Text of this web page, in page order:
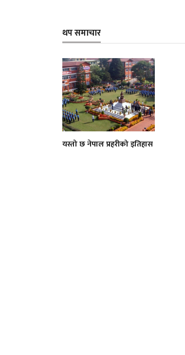
थप समाचार
यस्तो छ नेपाल प्रहरीको इतिहास